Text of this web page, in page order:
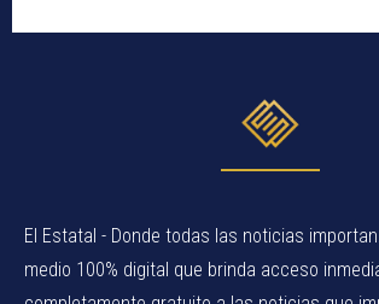
El Estatal - Donde todas las noticias
medio 100% digital que brinda acceso